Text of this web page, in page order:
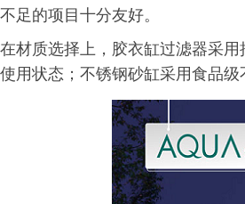
不足的项目十分友好。
在材质选择上，胶衣缸过滤器采
使用状态；不锈钢砂缸采用食品